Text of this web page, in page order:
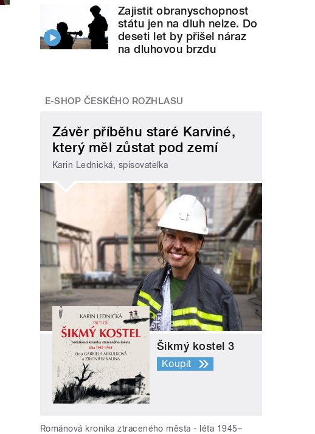
Zajistit obranyschopnost
státu jen na dluh nelze. Do
deseti let by přišel náraz
na dluhovou brzdu
E-SHOP ČESKÉHO ROZHLASU
Závěr příběhu staré Karviné,
který měl zůstat pod zemí
Karin Lednická, spisovatelka
Šikmý kostel 3
Koupit
Románová kronika ztraceného města - léta 1945–